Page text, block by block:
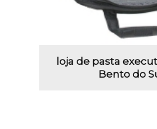
loja de pasta
Bento do